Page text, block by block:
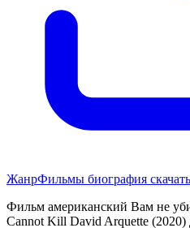
ЖанрФильмы биография
Фильм американский Вам не
Cannot Kill David Arquette (2020)